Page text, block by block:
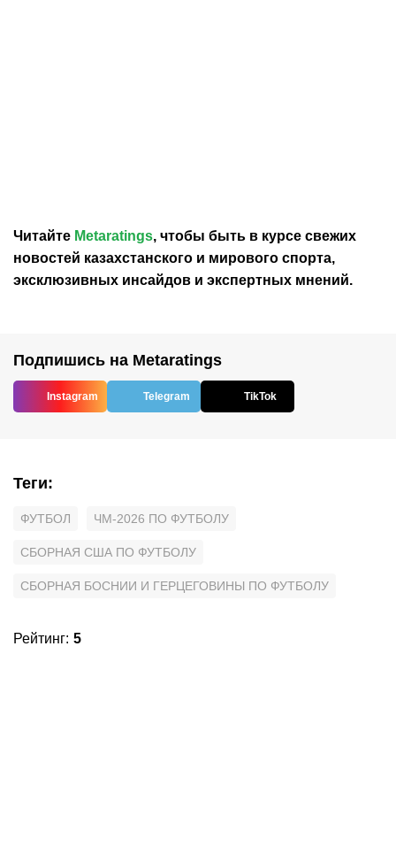
Читайте Metaratings, чтобы быть в курсе свежих
новостей казахстанского и мирового спорта,
эксклюзивных инсайдов и экспертных мнений.
Подпишись на Metaratings
Instagram Telegram TikTok
Теги:
ФУТБОЛ ЧМ-2026 ПО ФУТБОЛУ
СБОРНАЯ США ПО ФУТБОЛУ
СБОРНАЯ БОСНИИ И ГЕРЦЕГОВИНЫ ПО ФУТБОЛУ
Рейтинг: 5